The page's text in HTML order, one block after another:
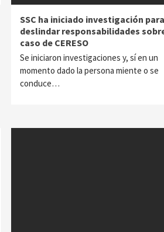
SSC ha iniciado investigación para
deslindar responsabilidades
caso de CERESO
Se iniciaron investigaciones y, sí en un
momento dado la persona miente o se
conduce…